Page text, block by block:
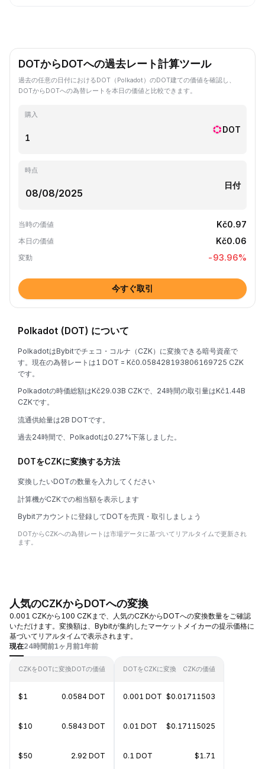
DOTからDOTへの過去レート計算ツール
過去の任意の日付におけるDOT（Polkadot）のDOT建ての価値を確認し、
DOTからDOTへの為替レートを本日の価値と比較できます。
購入
DOT
時点
日付
当時の価値 Kč0.97
本日の価値 Kč0.06
変動 -93.96%
今すぐ取引
Polkadot (DOT) について
PolkadotはBybitでチェコ・コルナ（CZK）に変換できる暗号資産で
す。現在の為替レートは1 DOT = Kč0.058428193806169725 CZK
です。
Polkadotの時価総額はKč29.03B CZKで、24時間の取引量はKč1.44B
CZKです。
流通供給量は2B DOTです。
過去24時間で、Polkadotは0.27%下落しました。
DOTをCZKに変換する方法
変換したいDOTの数量を入力してください
計算機がCZKでの相当額を表示します
Bybitアカウントに登録してDOTを売買・取引しましょう
DOTからCZKへの為替レートは市場データに基づいてリアルタイムで更新され
ます。
人気のCZKからDOTへの変換
0.001 CZKから100 CZKまで、人気のCZKからDOTへの変換数量をご確認
いただけます。変換額は、Bybitが集約したマーケットメイカーの提示価格に
基づいてリアルタイムで表示されます。
現在24時間前1ヶ月前1年前
CZKをDOTに変換DOTの価値
$1 0.0584 DOT
$10 0.5843 DOT
$50 2.92 DOT
DOTをCZKに変換 CZKの価値
0.001 DOT $0.01711503
0.01 DOT $0.17115025
0.1 DOT $1.71